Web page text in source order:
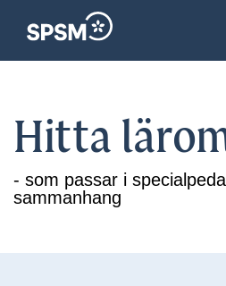
Hitta
- som passar i
sammanhang